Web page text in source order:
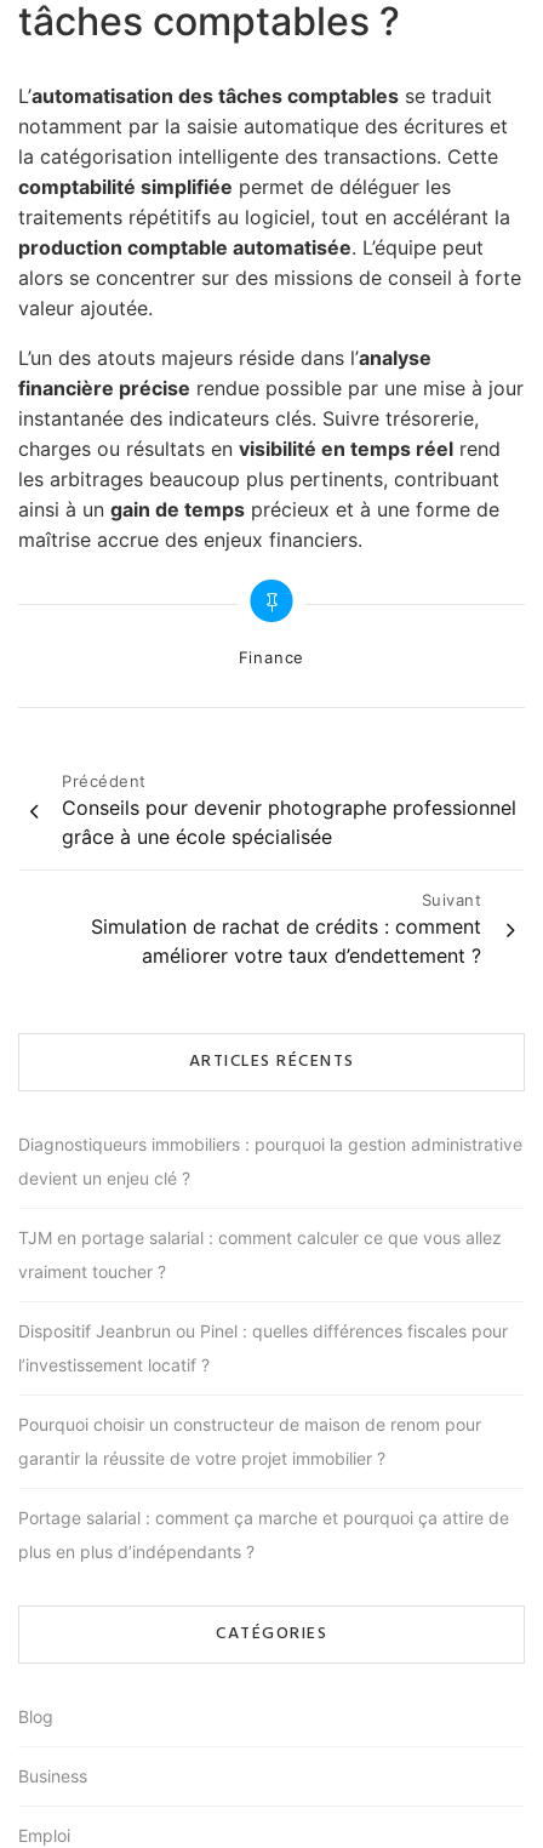
tâches comptables ?
L’automatisation des tâches comptables se traduit
notamment par la saisie automatique des écritures et
la catégorisation intelligente des transactions. Cette
comptabilité simplifiée permet de déléguer les
traitements répétitifs au logiciel, tout en accélérant la
production comptable automatisée. L’équipe peut
alors se concentrer sur des missions de conseil à forte
valeur ajoutée.
L’un des atouts majeurs réside dans l’analyse
financière précise rendue possible par une mise à jour
instantanée des indicateurs clés. Suivre trésorerie,
charges ou résultats en visibilité en temps réel rend
les arbitrages beaucoup plus pertinents, contribuant
ainsi à un gain de temps précieux et à une forme de
maîtrise accrue des enjeux financiers.
Categories
Finance
Navigation
de
Précédent
Conseils pour devenir photographe professionnel
grâce à une école spécialisée
Suivant
Simulation de rachat de crédits : comment
améliorer votre taux d’endettement ?
ARTICLES RÉCENTS
Diagnostiqueurs immobiliers : pourquoi la gestion administrative
devient un enjeu clé ?
TJM en portage salarial : comment calculer ce que vous allez
vraiment toucher ?
Dispositif Jeanbrun ou Pinel : quelles différences fiscales pour
l’investissement locatif ?
Pourquoi choisir un constructeur de maison de renom pour
garantir la réussite de votre projet immobilier ?
Portage salarial : comment ça marche et pourquoi ça attire de
plus en plus d’indépendants ?
CATÉGORIES
Blog
Business
Emploi